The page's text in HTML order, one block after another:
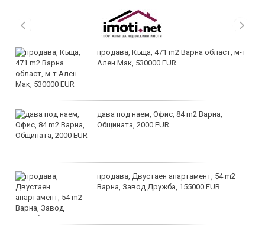
продава, Къща, 471 m2 Варна област, м-т
Ален Мак, 530000 EUR
дава под наем, Офис, 84 m2 Варна,
Общината, 2000 EUR
продава, Двустаен апартамент, 54 m2
Варна, Завод Дружба, 155000 EUR